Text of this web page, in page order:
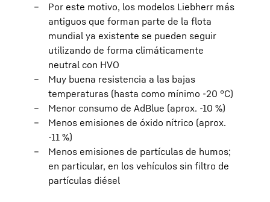
Por este motivo, los modelos Liebherr más
antiguos que forman parte de la flota
mundial ya existente se pueden seguir
utilizando de forma climáticamente
neutral con HVO
Muy buena resistencia a las bajas
temperaturas (hasta como mínimo -20 °C)
Menor consumo de AdBlue (aprox. -10 %)
Menos emisiones de óxido nítrico (aprox.
-11 %)
Menos emisiones de partículas de humos;
en particular, en los vehículos sin filtro de
partículas diésel